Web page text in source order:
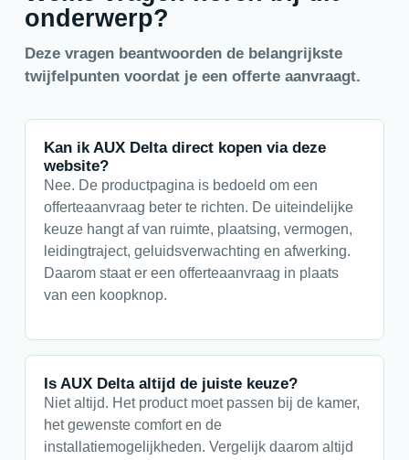
onderwerp?
Deze vragen beantwoorden de belangrijkste
twijfelpunten voordat je een offerte aanvraagt.
Kan ik AUX Delta direct kopen via deze
website?
Nee. De productpagina is bedoeld om een
offerteaanvraag beter te richten. De uiteindelijke
keuze hangt af van ruimte, plaatsing, vermogen,
leidingtraject, geluidsverwachting en afwerking.
Daarom staat er een offerteaanvraag in plaats
van een koopknop.
Is AUX Delta altijd de juiste keuze?
Niet altijd. Het product moet passen bij de kamer,
het gewenste comfort en de
installatiemogelijkheden. Vergelijk daarom altijd